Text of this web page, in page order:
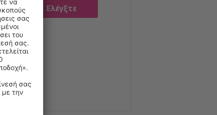
Ελέγξτε